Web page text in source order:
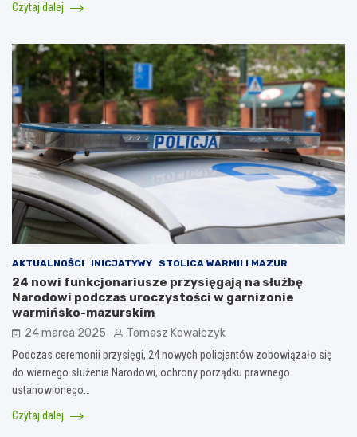
Czytaj dalej
AKTUALNOŚCI INICJATYWY STOLICA WARMII I MAZUR
24 nowi funkcjonariusze przysięgają na służbę
Narodowi podczas uroczystości w garnizonie
warmińsko-mazurskim
24 marca 2025 Tomasz Kowalczyk
Podczas ceremonii przysięgi, 24 nowych policjantów zobowiązało się
do wiernego służenia Narodowi, ochrony porządku prawnego
ustanowionego…
Czytaj dalej